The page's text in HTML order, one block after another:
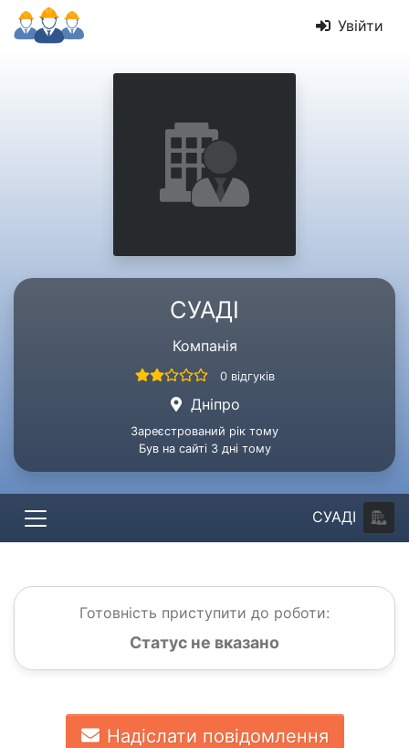
Увійти
СУАДІ
Компанія
0 відгуків
Дніпро
Зареєстрований рік тому
Був на сайті 3 дні тому
СУАДІ
Готовність приступити до роботи:
Статус не вказано
Надіслати повідомлення